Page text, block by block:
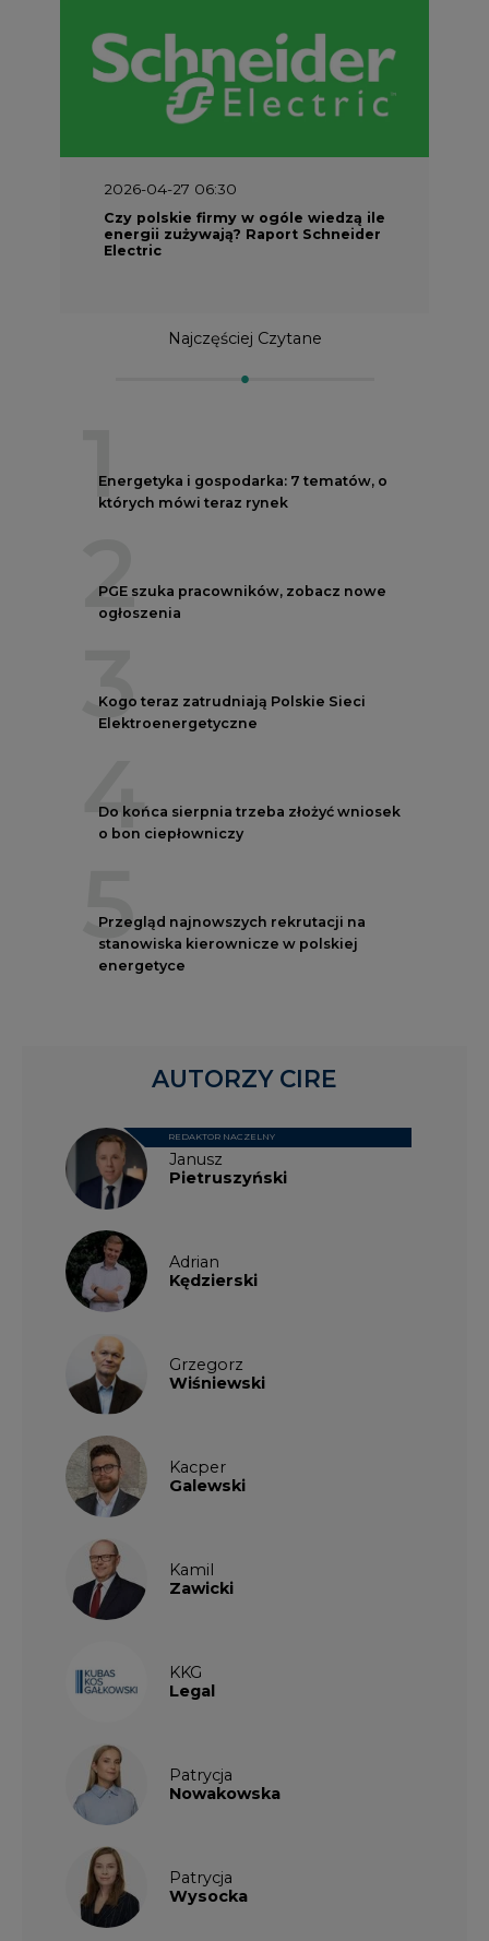
2026-04-27 06:30
Czy polskie firmy w ogóle wiedzą ile
energii zużywają? Raport Schneider
Electric
Najczęściej Czytane
1
Energetyka i gospodarka: 7 tematów, o
których mówi teraz rynek
2
PGE szuka pracowników, zobacz nowe
ogłoszenia
3
Kogo teraz zatrudniają Polskie Sieci
Elektroenergetyczne
4
Do końca sierpnia trzeba złożyć wniosek
o bon ciepłowniczy
5
Przegląd najnowszych rekrutacji na
stanowiska kierownicze w polskiej
energetyce
Janusz
Pietruszyński
REDAKTOR NACZELNY
Adrian
Kędzierski
Grzegorz
Wiśniewski
Kacper
Galewski
Kamil
Zawicki
KKG
Legal
Patrycja
Nowakowska
Patrycja
Wysocka
AUTORZY CIRE